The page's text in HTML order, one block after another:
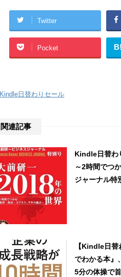
Twitter
Pocket
Kindle日替わりセール
関連記事
Kindle日替わ
～2時間でつ
ジャーナル特
【Kindle日
でわかる本
5分の体操で